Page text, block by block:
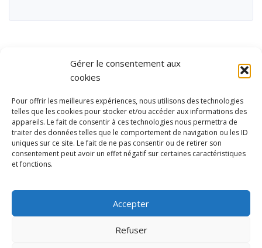
Gérer le consentement aux
cookies
Pour offrir les meilleures expériences, nous utilisons des technologies
telles que les cookies pour stocker et/ou accéder aux informations des
appareils. Le fait de consentir à ces technologies nous permettra de
traiter des données telles que le comportement de navigation ou les ID
uniques sur ce site. Le fait de ne pas consentir ou de retirer son
consentement peut avoir un effet négatif sur certaines caractéristiques
et fonctions.
Accepter
Refuser
et de loisirs
Contact
Mentions légales